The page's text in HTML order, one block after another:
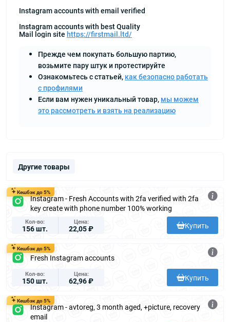
Instagram accounts with email verified
Instagram accounts with best Quality
Mail login site https://firstmail.ltd/
Прежде чем покупать большую партию,
возьмите пару штук и протестируйте
Ознакомьтесь с статьей, как безопасно работать
с профилями
Если вам нужен уникальный товар, мы можем
это рассмотреть и взять на реализацию
Другие товары
Кешбэк до 5%
Instagram - Fresh Accounts with 2fa verified with 2fa
key create with phone number 100% working
Кол-во
156 шт.
Цена
22,05 ₽ Купить
Кешбэк до 5%
Fresh Instagram accounts
Кол-во
150 шт.
Цена
62,96 ₽ Купить
Кешбэк до 5%
Instagram - avtoreg, 3 month aged, +picture, recovery
email